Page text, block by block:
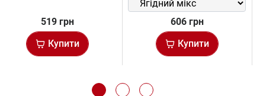
519 грн
Купити
606 грн
Купити